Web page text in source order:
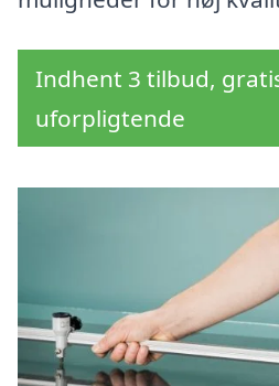
Indhent 3 tilbud,
uforpligtende